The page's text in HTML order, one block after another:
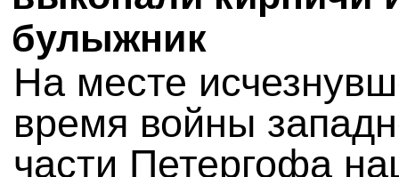
булыжник
На месте
время войны
части Петергофа